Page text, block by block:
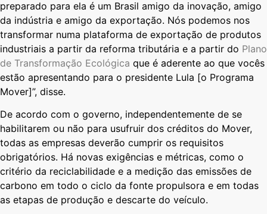
preparado para ela é um Brasil amigo da inovação, amigo
da indústria e amigo da exportação. Nós podemos nos
transformar numa plataforma de exportação de produtos
industriais a partir da reforma tributária e a partir do Plano
de Transformação Ecológica que é aderente ao que vocês
estão apresentando para o presidente Lula [o Programa
Mover]”, disse.
De acordo com o governo, independentemente de se
habilitarem ou não para usufruir dos créditos do Mover,
todas as empresas deverão cumprir os requisitos
obrigatórios. Há novas exigências e métricas, como o
critério da reciclabilidade e a medição das emissões de
carbono em todo o ciclo da fonte propulsora e em todas
as etapas de produção e descarte do veículo.